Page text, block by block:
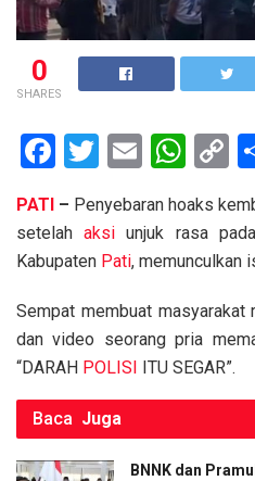
0
SHARES
F
ce
b
o
k
T
tt
er
E
ail
W
at
s
p
p
C
Li
k
PATI – Penyebaran hoaks
setelahaksi unjuk rasa
Kabupaten Pati, memunculkan
Sempat membuat
dan video seorang pria
“DARAH POLISI ITU SEGAR”.
Baca Juga
BNNK dan